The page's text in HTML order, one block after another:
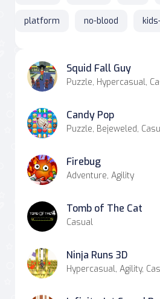
platform no-blood
Squid Fall Guy
Puzzle, Hypercasual,
Candy Pop
Puzzle, Bejeweled,
Firebug
Adventure, Agility
Tomb of The Cat
Casual
Ninja Runs 3D
Hypercasual, Agility,